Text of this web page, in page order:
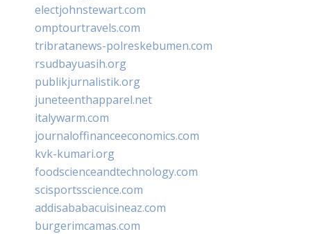
electjohnstewart.com
omptourtravels.com
tribratanews-polreskebumen.com
rsudbayuasih.org
publikjurnalistik.org
juneteenthapparel.net
italywarm.com
journaloffinanceeconomics.com
kvk-kumari.org
foodscienceandtechnology.com
scisportsscience.com
addisababacuisineaz.com
burgerimcamas.com